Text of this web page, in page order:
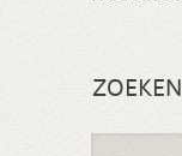
ZOEKEN